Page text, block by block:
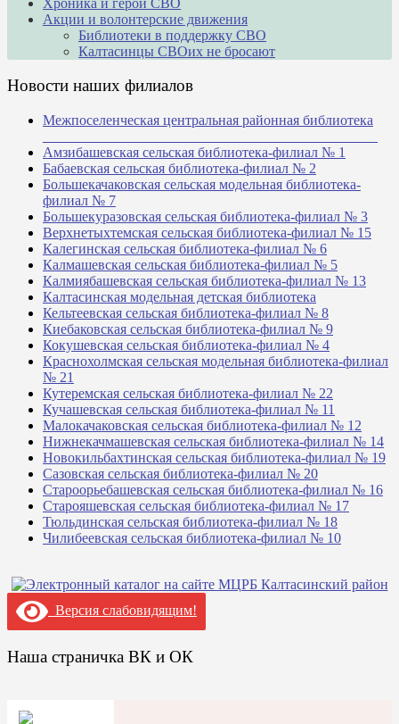
Акции и волонтерские движения
Библиотеки в поддержку СВО
Калтасинцы СВОих не бросают
Новости наших филиалов
Межпоселенческая центральная районная библиотека
Амзибашевская сельская библиотека-филиал № 1
Бабаевская сельская библиотека-филиал № 2
Большекачаковская сельская модельная библиотека-
филиал № 7
Большекуразовская сельская библиотека-филиал № 3
Верхнетыхтемская сельская библиотека-филиал № 15
Калегинская сельская библиотека-филиал № 6
Калмашевская сельская библиотека-филиал № 5
Калмиябашевская сельская библиотека-филиал № 13
Калтасинская модельная детская библиотека
Кельтеевская сельская библиотека-филиал № 8
Киебаковская сельская библиотека-филиал № 9
Кокушевская сельская библиотека-филиал № 4
Краснохолмская сельская модельная библиотека-филиал
№ 21
Кутеремская сельская библиотека-филиал № 22
Кучашевская сельская библиотека-филиал № 11
Малокачаковская сельская библиотека-филиал № 12
Нижнекачмашевская сельская библиотека-филиал № 14
Новокильбахтинская сельская библиотека-филиал № 19
Сазовская сельская библиотека-филиал № 20
Староорьебашевская сельская библиотека-филиал № 16
Старояшевская сельская библиотека-филиал № 17
Тюльдинская сельская библиотека-филиал № 18
Чилибеевская сельская библиотека-филиал № 10
Версия слабовидящим!
Наша страничка ВК и ОК